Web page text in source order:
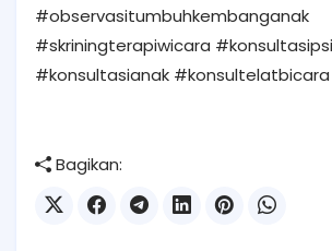
#observasitumbuhkembanganak
#skriningterapiwicara
#konsultasianak #konsultelatbicara
Bagikan: